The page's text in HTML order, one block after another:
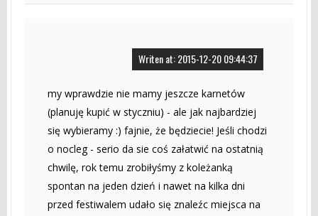
Writen at: 2015-12-20 09:44:37
my wprawdzie nie mamy jeszcze karnetów
(planuję kupić w styczniu) - ale jak najbardziej
się wybieramy :) fajnie, że będziecie! Jeśli chodzi
o nocleg - serio da sie coś załatwić na ostatnią
chwilę, rok temu zrobiłyśmy z koleżanką
spontan na jeden dzień i nawet na kilka dni
przed festiwalem udało się znaleźc miejsca na